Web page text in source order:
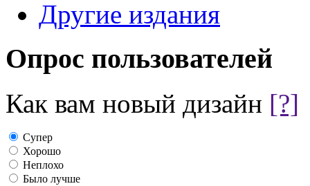
Другие издания
Опрос пользователей
Как вам новый дизайн [?]
Супер
Хорошо
Неплохо
Было лучше